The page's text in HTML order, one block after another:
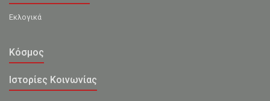
Εκλογικά
Κόσμος
Ιστορίες Κοινωνίας